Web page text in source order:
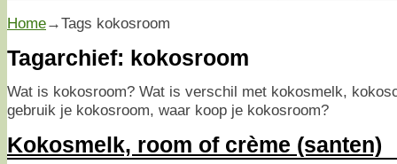
Home→Tags kokosroom
Tagarchief: kokosroom
Wat is kokosroom? Wat is verschil met kokosmelk,
gebruik je kokosroom, waar koop je kokosroom?
Kokosmelk, room of crème (santen)